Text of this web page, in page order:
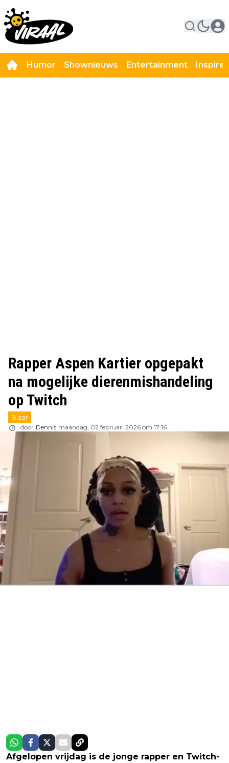
Humor Shownieuws Entertainment
Rapper Aspen Kartier opgepakt
na mogelijke dierenmishandeling
op Twitch
Bizar
door Dennis maandag, 02 februari 2026 om 17:16
Afgelopen vrijdag is de jonge rapper en Twitch-